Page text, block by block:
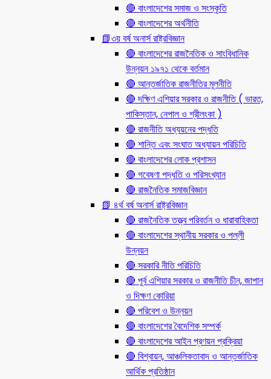
🔴 বাংলাদেশের সমাজ ও সংস্কৃতি
🔴 বাংলাদেশের অর্থনীতি
📗৩য় বর্ষ অনার্স রাষ্ট্রবিজ্ঞান
🔴 বাংলাদেশের রাজনৈতিক ও সাংবিধানিক
উন্নয়ন ১৯৭১ থেকে বর্তমান
🔴 আন্তর্জাতিক রাজনীতির মূলনীতি
🔴 দক্ষিণ এশিয়ার সরকার ও রাজনীতি ( ভারত,
পাকিস্তান, নেপাল ও শ্রীলংকা )
🔴 রাজনীতি অধ্যয়নের পদ্ধতি
🔴 শান্তি এবং সংঘাত অধ্যায়ন পরিচিতি
🔴 বাংলাদেশের লোক প্রশাসন
🔴 গবেষণা পদ্ধতি ও পরিসংখ্যান
🔴 রাজনৈতিক সমাজবিজ্ঞান
📗 ৪র্থ বর্ষ অনার্স রাষ্ট্রবিজ্ঞান
🔴 রাজনৈতিক তত্ত্ব পরিবর্তন ও ধারাবাহিকতা
🔴 বাংলাদেশের স্থানীয় সরকার ও পল্লী
উন্নয়ন
🔴 সরকারি নীতি পরিচিতি
🔴 পূর্ব এশিয়ার সরকার ও রাজনীতি চীন, জাপান
ও দিক্ষণ কোরিয়া
🔴 পরিবেশ ও উন্নয়ন
🔴 বাংলাদেশের বৈদেশিক সম্পর্ক
🔴 বাংলাদেশের আইন প্রণয়ন প্রক্রিয়া
🔴 বিশ্বায়ন, আঞ্চলিকতাবাদ ও আন্তর্জাতিক
আর্থিক প্রতিষ্ঠান